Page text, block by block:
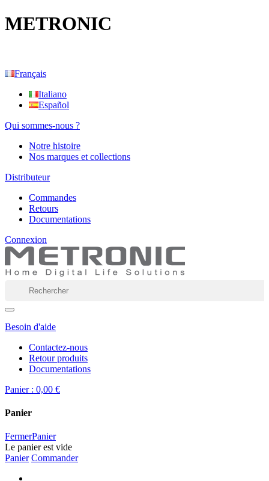
METRONIC
Français
Italiano
Español
Qui sommes-nous ?
Notre histoire
Nos marques et collections
Distributeur
Commandes
Retours
Documentations
Connexion
Besoin d'aide
Contactez-nous
Retour produits
Documentations
Panier : 0,00 €
Panier
FermerPanier
Le panier est vide
Panier Commander